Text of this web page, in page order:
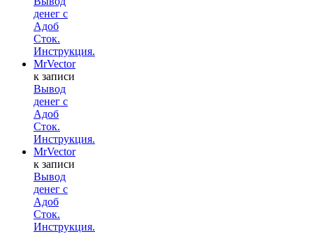
денег с
Адоб
Сток.
Инструкция.
MrVector
к записи
Вывод
денег с
Адоб
Сток.
Инструкция.
MrVector
к записи
Вывод
денег с
Адоб
Сток.
Инструкция.